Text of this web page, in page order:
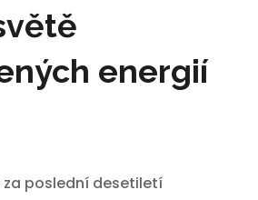
energií
za poslední desetiletí